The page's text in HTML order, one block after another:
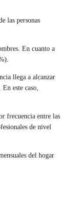
las personas
En cuanto a
llega a alcanzar
este caso,
frecuencia entre las
de nivel
del hogar